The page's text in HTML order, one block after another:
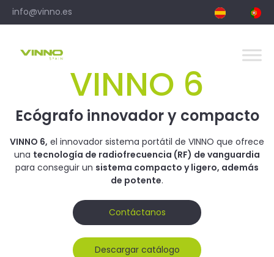
Skipinfo@vinno.es
VINNO 6
Ecógrafo innovador y compacto
VINNO 6, el innovador sistema portátil de VINNO que ofrece
una tecnología de radiofrecuencia (RF) de vanguardia
para conseguir un sistema compacto y ligero, además
de potente.
Contáctanos
Descargar catálogo